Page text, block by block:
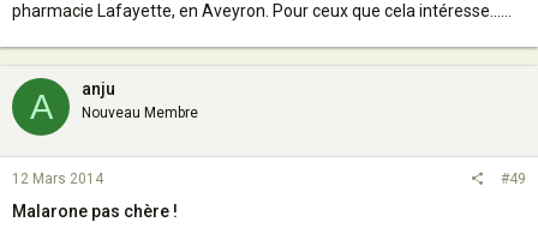
pharmacie Lafayette, en Aveyron. Pour ceux que cela intéresse......
A anju
Nouveau Membre
12 Mars 2014 #49
Malarone pas chère !